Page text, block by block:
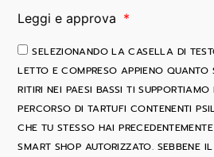
Leggi e approva
SELEZIONANDO LA CASELLA DI
LETTO E COMPRESO APPIENO QUANTO
RITIRI NEI PAESI BASSI TI
PERCORSO DI TARTUFI CONTENENTI
CHE TU STESSO HAI
SMART SHOP AUTORIZZATO. SEBBENE